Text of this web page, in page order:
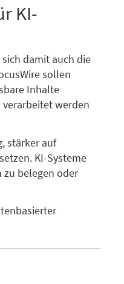
KI-
damit auch die
sollen
Inhalte
werden
stärker auf
KI-Systeme
zu belegen oder